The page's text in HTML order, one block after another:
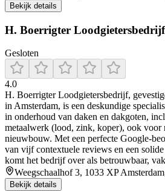
Bekijk details
H. Boerrigter Loodgietersbedrijf
Gesloten
4.0
H. Boerrigter Loodgietersbedrijf,
in Amsterdam, is een deskundige
in onderhoud van daken en dakgoten,
metaalwerk (lood, zink, koper), ook voor
nieuwbouw. Met een perfecte Google-
van vijf contextuele reviews en een
komt het bedrijf over als betrouwbaar,
Weegschaalhof 3, 1033 XP
Bekijk details